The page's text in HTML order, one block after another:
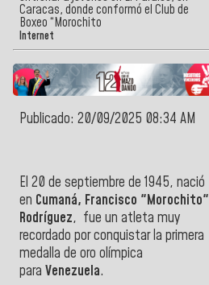
Caracas, donde conformó el Club de
Boxeo “Morochito
Internet
Publicado: 20/09/2025 08:34 AM
El 20 de septiembre de 1945, nació
en Cumaná, Francisco "Morochito"
Rodríguez, fue un atleta muy
recordado por conquistar la primera
medalla de oro olímpica
para Venezuela.